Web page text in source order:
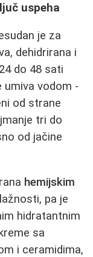
uspeha
je za
dehidrirana i
do 48 sati
umiva vodom -
od strane
tri do
od jačine
hemijskim
pa je
hidratantnim
sa
i ceramidima,